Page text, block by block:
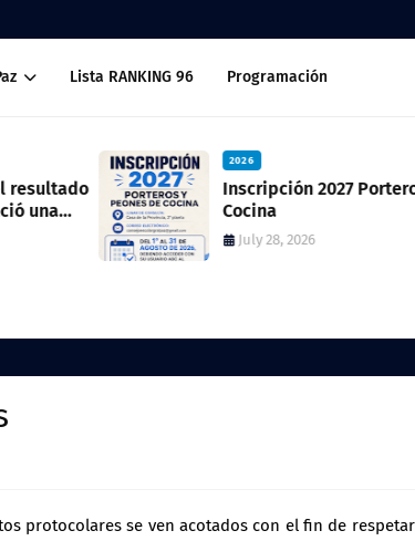
Lista RANKING 96 Programación
Inscripción 2027 Porteros y Peones de
Cocina
July 28, 2026
protocolares se ven acotados con el fin de